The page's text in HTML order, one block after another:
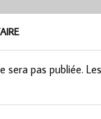
sera pas publiée.